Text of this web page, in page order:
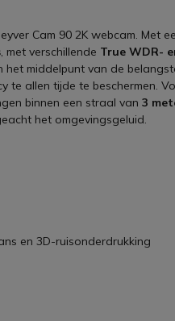
Cam 90 2K webcam. Met
, met verschillende True WDR-
het middelpunt van de
te allen tijde te beschermen.
binnen een straal van 3
het omgevingsgeluid.
en 3D-ruisonderdrukking